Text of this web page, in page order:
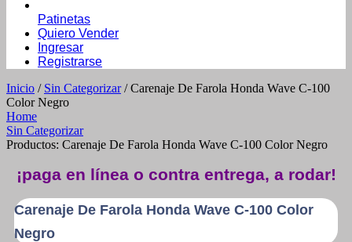
Patinetas
Quiero Vender
Ingresar
Registrarse
Inicio / Sin Categorizar/ Carenaje De Farola Honda Wave C-100
Color Negro
Home
Sin Categorizar
Productos: Carenaje De Farola Honda Wave C-100 Color Negro
¡paga en línea o contra entrega, a rodar!
Carenaje De Farola Honda Wave C-100 Color
Negro